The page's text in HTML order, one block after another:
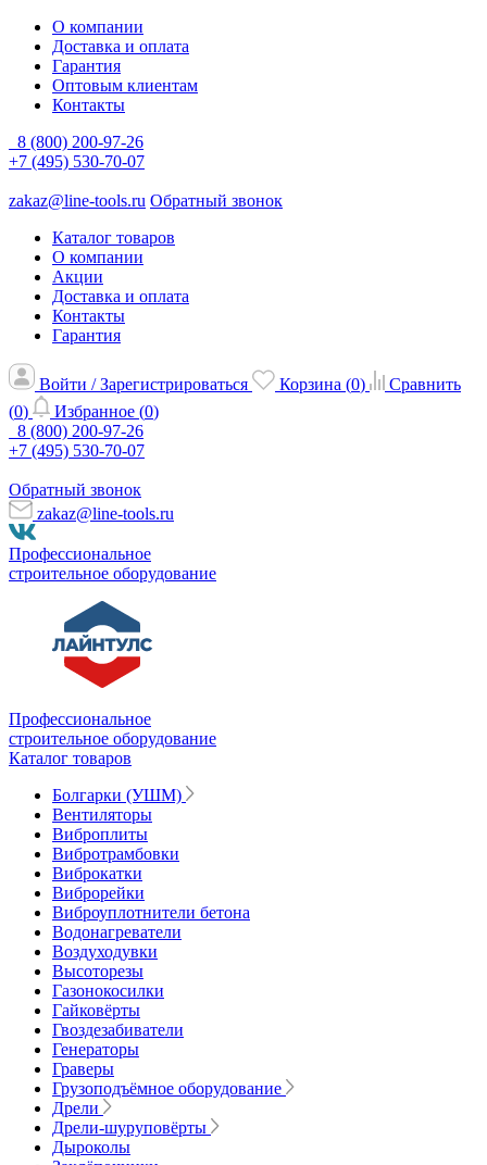
О компании
Доставка и оплата
Гарантия
Оптовым клиентам
Контакты
8 (800) 200-97-26
+7 (495) 530-70-07
zakaz@line-tools.ru Обратный звонок
Каталог товаров
О компании
Акции
Доставка и оплата
Контакты
Гарантия
Войти / Зарегистрироваться Корзина (0)
Сравнить
(0) Избранное (0)
8 (800) 200-97-26
+7 (495) 530-70-07
Обратный звонок
zakaz@line-tools.ru
Профессиональное
строительное оборудование
Профессиональное
строительное оборудование
Каталог товаров
Болгарки (УШМ)
Вентиляторы
Виброплиты
Вибротрамбовки
Виброкатки
Виброрейки
Виброуплотнители бетона
Водонагреватели
Воздуходувки
Высоторезы
Газонокосилки
Гайковёрты
Гвоздезабиватели
Генераторы
Граверы
Грузоподъёмное оборудование
Дрели
Дрели-шуруповёрты
Дыроколы